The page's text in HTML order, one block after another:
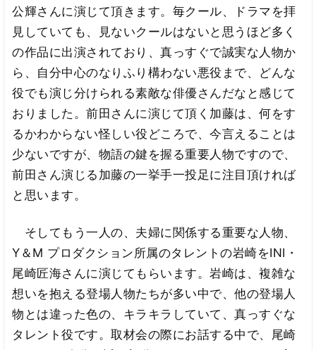
公輝さんに演じて頂きます。毎クール、ドラマを拝
見していても、見ないクールはないと思うほど多く
の作品に出演されており、真っすぐで誠実な人物か
ら、自分中心のなりふり構わない悪役まで、どんな
役でも演じ分けられる素敵な俳優さんだなと感じて
おりました。前田さんに演じて頂く加藤は、何をす
るかわからない怪しい役どころで、今言えることは
少ないですが、物語の鍵を握る重要人物ですので、
前田さん演じる加藤の一挙手一投足に注目頂ければ
と思います。
そしてもう一人の、夫婦に関係する重要な人物、
Y＆M プロダクション所属のタレントの岩崎をINI・
尾崎匠海さんに演じてもらいます。岩崎は、複雑な
想いを抱える登場人物たちが多い中で、他の登場人
物とは違った色の、キラキラしていて、真っすぐな
タレント役です。取材会の際にお話する中で、尾崎